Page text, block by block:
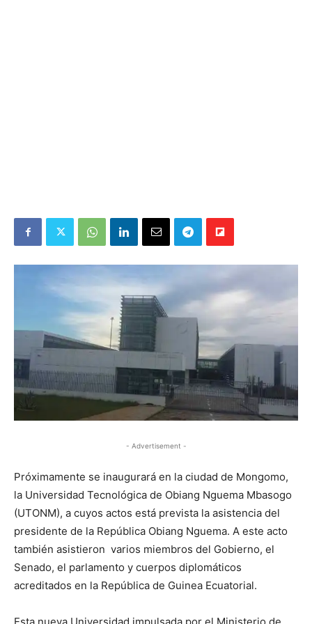
- Advertisement -
Próximamente se inaugurará en la ciudad de Mongomo,
la Universidad Tecnológica de Obiang Nguema Mbasogo
(UTONM), a cuyos actos está prevista la asistencia del
presidente de la República Obiang Nguema. A este acto
también asistieron varios miembros del Gobierno, el
Senado, el parlamento y cuerpos diplomáticos
acreditados en la República de Guinea Ecuatorial.